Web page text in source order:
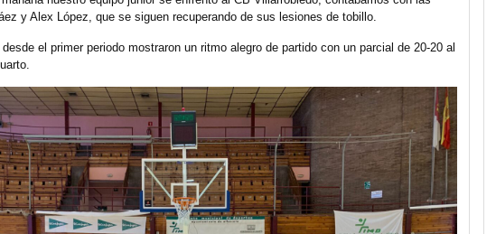
y Alex López, que se siguen recuperando de sus lesiones de tobillo.
el primer periodo mostraron un ritmo alegro de partido con un parcial de 20-20 al